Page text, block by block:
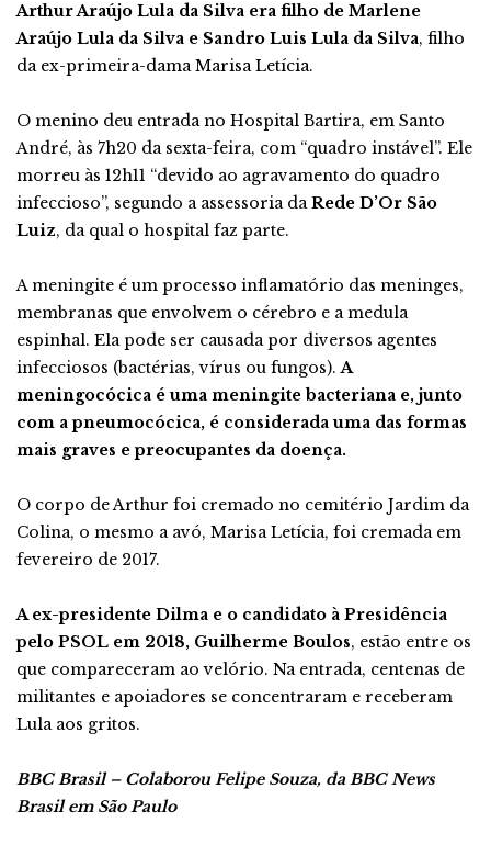
Arthur Araújo Lula da Silva era filho de Marlene
Araújo Lula da Silva e Sandro Luis Lula da Silva, filho
da ex-primeira-dama Marisa Letícia.
O menino deu entrada no Hospital Bartira, em Santo
André, às 7h20 da sexta-feira, com “quadro instável”. Ele
morreu às 12h11 “devido ao agravamento do quadro
infeccioso”, segundo a assessoria daRede D’Or São
Luiz, da qual o hospital faz parte.
A meningite é um processo inflamatório das meninges,
membranas que envolvem o cérebro e a medula
espinhal. Ela pode ser causada por diversos agentes
infecciosos (bactérias, vírus ou fungos).A
meningocócica é uma meningite bacteriana e, junto
com a pneumocócica, é considerada uma das formas
mais graves e preocupantes da doença.
O corpo de Arthur foi cremado no cemitério Jardim da
Colina, o mesmo a avó, Marisa Letícia, foi cremada em
fevereiro de 2017.
A ex-presidente Dilma e o candidato à Presidência
pelo PSOL em 2018, Guilherme Boulos, estão entre os
que compareceram ao velório. Na entrada, centenas de
militantes e apoiadores se concentraram e receberam
Lula aos gritos.
BBC Brasil – Colaborou Felipe Souza, da BBC News
Brasil em São Paulo